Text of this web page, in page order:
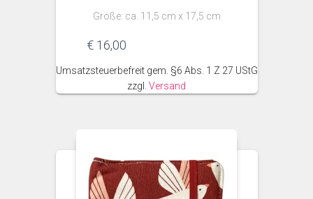
Größe: ca. 11,5 cm x 17,5 cm
€ 16,00
Umsatzsteuerbefreit gem. §6 Abs. 1 Z 27 UStG
zzgl. Versand